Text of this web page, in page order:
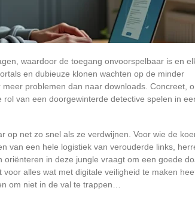
waardoor de toegang onvoorspelbaar is en
en dubieuze klonen wachten op de minder
problemen dan naar downloads. Concreet,
van een doorgewinterde detective spelen in
op net zo snel als ze verdwijnen. Voor wie de
van een hele logistiek van verouderde links,
in deze jungle vraagt om een goede
alles wat met digitale veiligheid te maken
om niet in de val te trappen…